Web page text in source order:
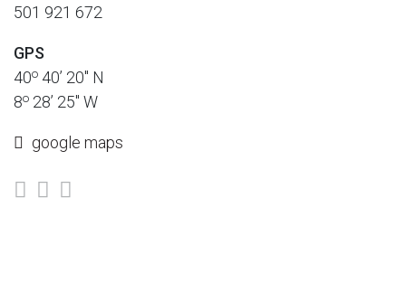
501 921 672
GPS
40o 40’ 20" N
8o 28’ 25" W
google maps